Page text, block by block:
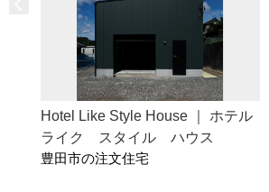
Hotel Like Style House ｜ ホテル
ライク スタイル ハウス
豊田市の注文住宅